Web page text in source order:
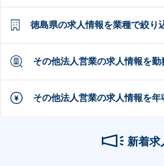
徳島県の求人情報を業種で絞り
その他法人営業の求人情報を
その他法人営業の求人情報を年
新着求